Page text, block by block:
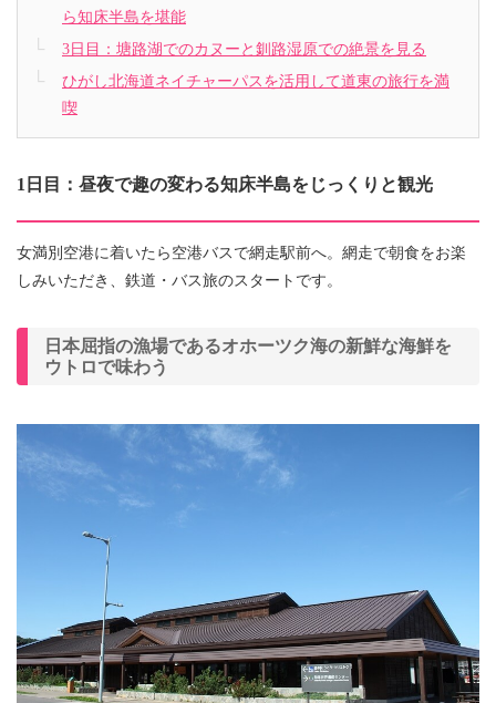
ら知床半島を堪能
3日目：塘路湖でのカヌーと釧路湿原での絶景を見る
ひがし北海道ネイチャーパスを活用して道東の旅行を満
喫
1日目：昼夜で趣の変わる知床半島をじっくりと観光
女満別空港に着いたら空港バスで網走駅前へ。網走で朝食をお楽
しみいただき、鉄道・バス旅のスタートです。
日本屈指の漁場であるオホーツク海の新鮮な海鮮を
ウトロで味わう